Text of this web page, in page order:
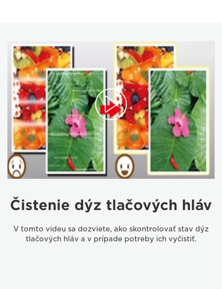
Čistenie dýz tlačových hláv
V tomto videu sa dozviete, ako skontrolovať stav dýz
tlačových hláv a v prípade potreby ich vyčistiť.